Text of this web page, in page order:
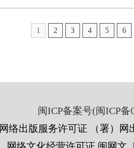
1 2 3 4 5 6
闽ICP备案号(闽ICP备
网络出版服务许可证 （署）网